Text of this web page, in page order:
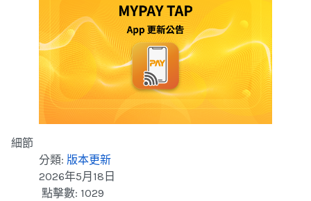
細節
分類: 版本更新
2026年5月18日
點擊數: 1029